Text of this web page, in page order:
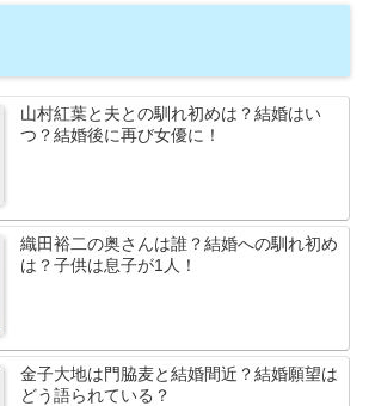
山村紅葉と夫との馴れ初めは？結婚はい
つ？結婚後に再び女優に！
織田裕二の奥さんは誰？結婚への馴れ初め
は？子供は息子が1人！
金子大地は門脇麦と結婚間近？結婚願望は
どう語られている？